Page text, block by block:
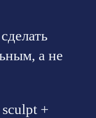
а не
+